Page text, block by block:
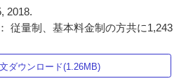
2018.
従量制、基本料金制の方共に1,243
ダウンロード(1.26MB)